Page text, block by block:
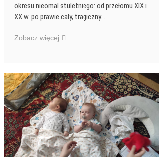
okresu nieomal stuletniego: od przełomu XIX i
XX w. po prawie cały, tragiczny…
Zobacz więcej Atmosfera